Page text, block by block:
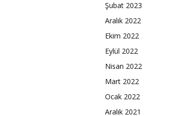
Şubat 2023
Aralık 2022
Ekim 2022
Eylül 2022
Nisan 2022
Mart 2022
Ocak 2022
Aralık 2021